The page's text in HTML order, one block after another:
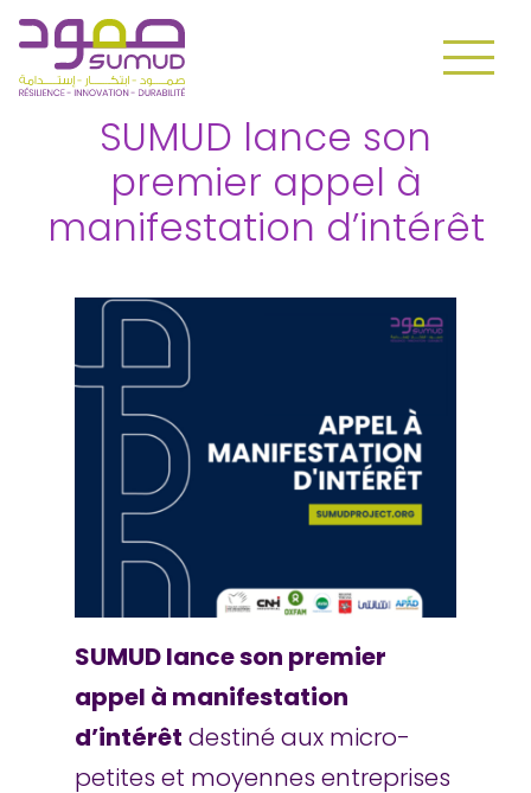
SUMUD lance son
premier appel à
manifestation d’intérêt
SUMUD lance son premier
appel à manifestation
d’intérêt destiné aux micro-
petites et moyennes entreprises